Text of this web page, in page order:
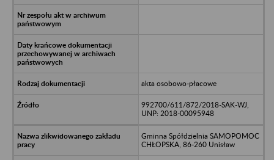
akta osobowo-płacowe
992700/611/872/2018-SAK-WJ,
UNP: 2018-00095948
Gminna Spółdzielnia SAMOPOMOC
CHŁOPSKA, 86-260 Unisław